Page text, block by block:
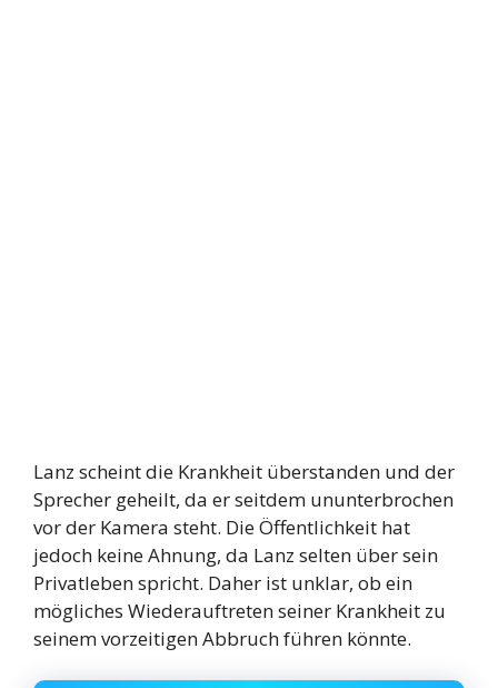
Lanz scheint die Krankheit überstanden und der
Sprecher geheilt, da er seitdem ununterbrochen
vor der Kamera steht. Die Öffentlichkeit hat
jedoch keine Ahnung, da Lanz selten über sein
Privatleben spricht. Daher ist unklar, ob ein
mögliches Wiederauftreten seiner Krankheit zu
seinem vorzeitigen Abbruch führen könnte.